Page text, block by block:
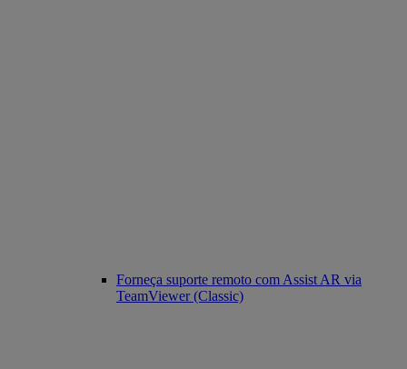
Forneça suporte remoto com Assist AR via
TeamViewer (Classic)